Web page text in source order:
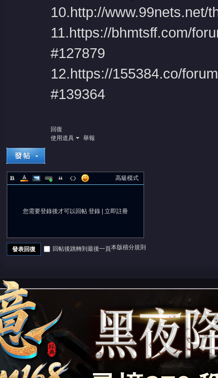
10.http://www.99nets.net/
11.https://bhmtsff.com/
#127879
12.https://155384.co/
#139364
回復
使用道具
舉報
高級模式
您需要登錄後才可以回帖 登錄| 立即註冊
本版積分規則
發表回復 回帖後跳轉到最後一頁